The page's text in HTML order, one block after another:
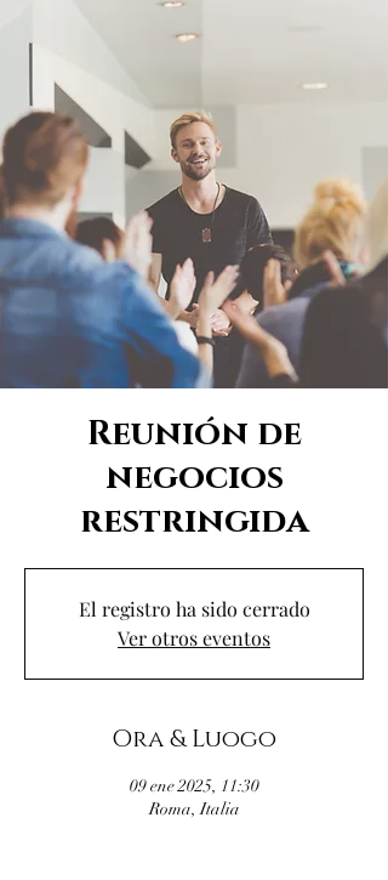
Reunión de
negocios
restringida
El registro ha sido cerrado
Ver otros eventos
Ora & Luogo
09 ene 2025, 11:30
Roma, Italia